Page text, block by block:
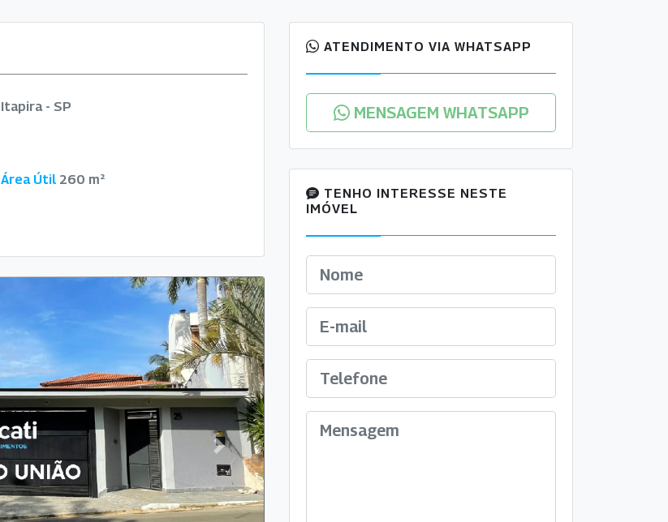
Itapira - SP
Área Útil 260 m²
Next
ATENDIMENTO VIA WHATSAPP
MENSAGEM WHATSAPP
TENHO INTERESSE NESTE
IMÓVEL